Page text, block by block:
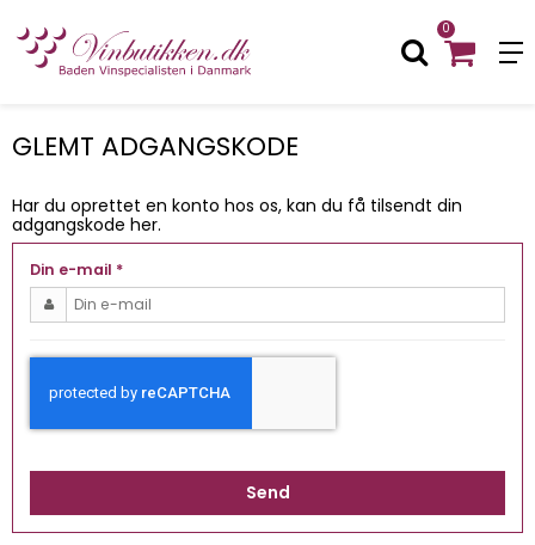
0
GLEMT ADGANGSKODE
Har du oprettet en konto hos os, kan du få tilsendt din
adgangskode her.
Din e-mail *
Send